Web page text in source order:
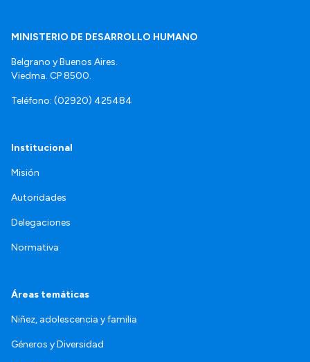
MINISTERIO DE DESARROLLO HUMANO
Belgrano y Buenos Aires.
Viedma. CP 8500.
Teléfono: (02920) 425484
Institucional
Misión
Autoridades
Delegaciones
Normativa
Áreas temáticas
Niñez, adolescencia y familia
Géneros y Diversidad